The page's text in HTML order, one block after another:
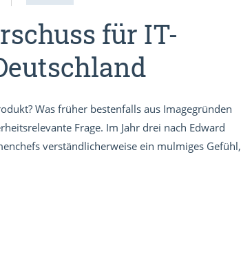
für IT-
Was früher bestenfalls aus Imagegründen
Frage. Im Jahr drei nach Edward
verständlicherweise ein mulmiges Gefühl,